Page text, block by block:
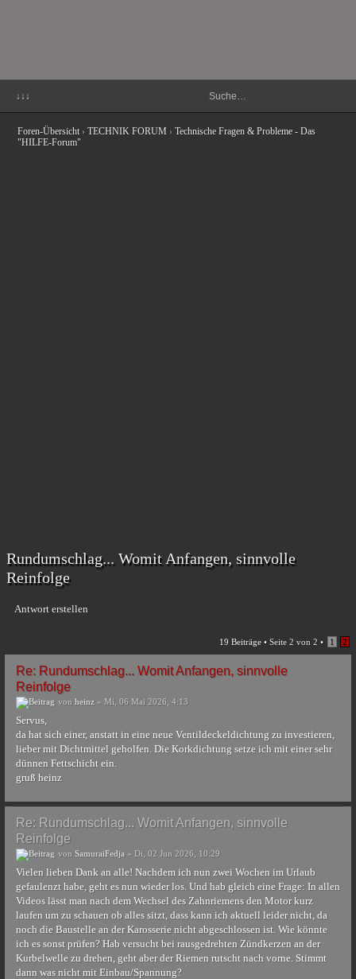
↓↓↓
Foren-Übersicht › TECHNIK FORUM › Technische Fragen & Probleme - Das
"HILFE-Forum"
Rundumschlag... Womit Anfangen, sinnvolle
Reinfolge
Antwort erstellen
19 Beiträge • Seite 2 von 2 • 1 2
Re: Rundumschlag... Womit Anfangen, sinnvolle
Reinfolge
von heinz » Mi, 06 Mai 2026, 4:13
Servus,
da hat sich einer, anstatt in eine neue Ventildeckeldichtung zu investieren,
lieber mit Dichtmittel geholfen. Die Korkdichtung setze ich mit einer sehr
dünnen Fettschicht ein.
gruß heinz
Re: Rundumschlag... Womit Anfangen, sinnvolle
Reinfolge
von SamuraiFedja » Di, 02 Jun 2026, 10:29
Vielen lieben Dank an alle! Nachdem ich nun zwei Wochen im Urlaub
gefaulenzt habe, geht es nun wieder los. Und hab gleich eine Frage: In allen
Videos lässt man nach dem Wechsel des Zahnriemens den Motor kurz
laufen um zu schauen ob alles sitzt, dass kann ich aktuell leider nicht, da
noch die Baustelle an der Karosserie nicht abgeschlossen ist. Wie könnte
ich es sonst prüfen? Hab versucht bei rausgedrehten Zündkerzen an der
Kurbelwelle zu drehen, geht aber der Riemen rutscht nach vorne. Stimmt
dann was nicht mit Einbau/Spannung?